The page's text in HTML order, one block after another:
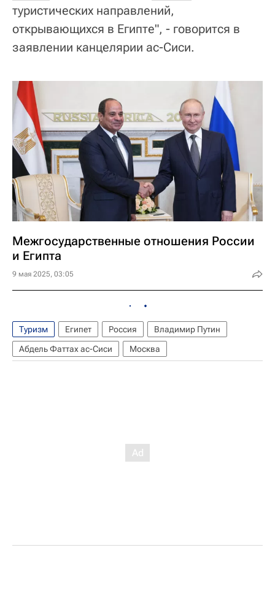
туристических направлений,
открывающихся в Египте", - говорится в
заявлении канцелярии ас-Сиси.
Межгосударственные отношения России
и Египта
9 мая 2025, 03:05
Туризм Египет Россия
Владимир Путин
Абдель Фаттах ас-Сиси
Москва